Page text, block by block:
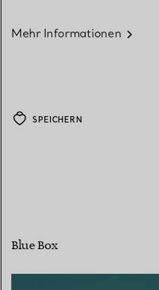
Mehr Informationen
SPEICHERN
Blue Box